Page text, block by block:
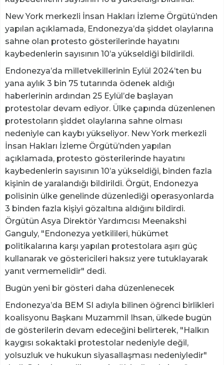
New York merkezli İnsan Hakları İzleme Örgütü’nden
yapılan açıklamada, Endonezya’da şiddet olaylarına
sahne olan protesto gösterilerinde hayatını
kaybedenlerin sayısının 10’a yükseldiği bildirildi.
Endonezya’da milletvekillerinin Eylül 2024’ten bu
yana aylık 3 bin 75 tutarında ödenek aldığı
haberlerinin ardından 25 Eylül’de başlayan
protestolar devam ediyor. Ülke çapında düzenlenen
protestoların şiddet olaylarına sahne olması
nedeniyle can kaybı yükseliyor. New York merkezli
İnsan Hakları İzleme Örgütü’nden yapılan
açıklamada, protesto gösterilerinde hayatını
kaybedenlerin sayısının 10’a yükseldiği, binden fazla
kişinin de yaralandığı bildirildi. Örgüt, Endonezya
polisinin ülke genelinde düzenlediği operasyonlarda
3 binden fazla kişiyi gözaltına aldığını bildirdi.
Örgütün Asya Direktör Yardımcısı Meenakshi
Ganguly, "Endonezya yetkilileri, hükümet
politikalarına karşı yapılan protestolara aşırı güç
kullanarak ve göstericileri haksız yere tutuklayarak
yanıt vermemelidir" dedi.
Bugün yeni bir gösteri daha düzenlenecek
Endonezya’da BEM SI adıyla bilinen öğrenci birlikleri
koalisyonu Başkanı Muzammil Ihsan, ülkede bugün
de gösterilerin devam edeceğini belirterek, "Halkın
kaygısı sokaktaki protestolar nedeniyle değil,
yolsuzluk ve hukukun siyasallaşması nedeniyledir"